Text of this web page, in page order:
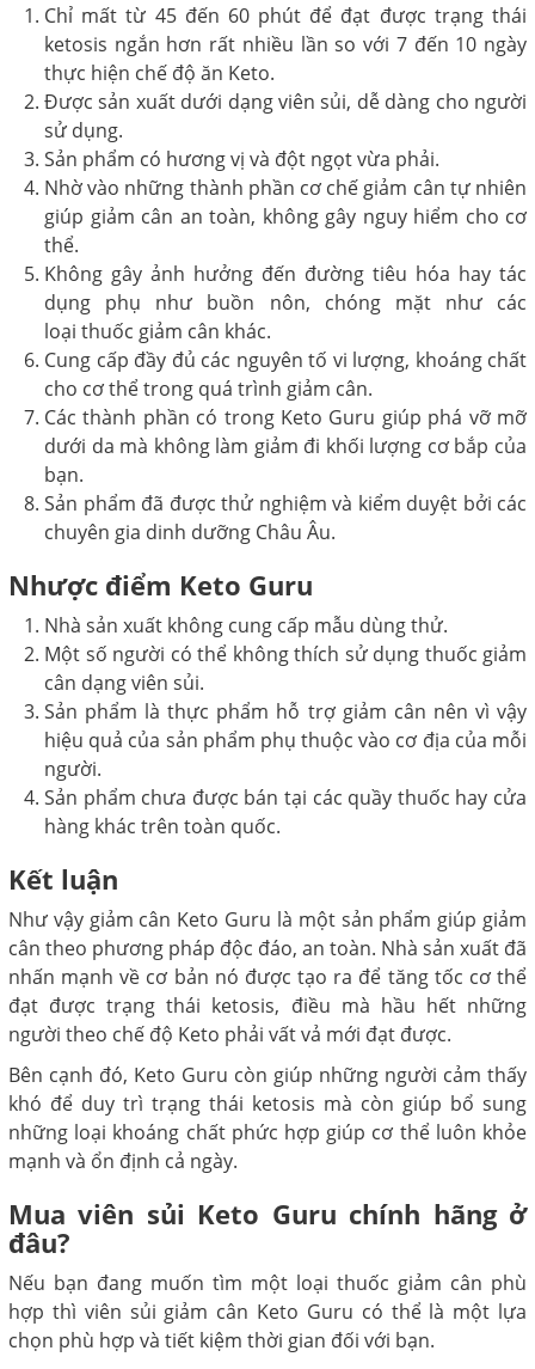
Chỉ mất từ 45 đến 60 phút để đạt được trạng thái
ketosis ngắn hơn rất nhiều lần so với 7 đến 10 ngày
thực hiện chế độ ăn Keto.
Được sản xuất dưới dạng viên sủi, dễ dàng cho người
sử dụng.
Sản phẩm có hương vị và đột ngọt vừa phải.
Nhờ vào những thành phần cơ chế giảm cân tự nhiên
giúp giảm cân an toàn, không gây nguy hiểm cho cơ
thể.
Không gây ảnh hưởng đến đường tiêu hóa hay tác
dụng phụ như buồn nôn, chóng mặt như các
loại thuốc giảm cân khác.
Cung cấp đầy đủ các nguyên tố vi lượng, khoáng chất
cho cơ thể trong quá trình giảm cân.
Các thành phần có trong Keto Guru giúp phá vỡ mỡ
dưới da mà không làm giảm đi khối lượng cơ bắp của
bạn.
Sản phẩm đã được thử nghiệm và kiểm duyệt bởi các
chuyên gia dinh dưỡng Châu Âu.
Nhược điểm Keto Guru
Nhà sản xuất không cung cấp mẫu dùng thử.
Một số người có thể không thích sử dụng thuốc giảm
cân dạng viên sủi.
Sản phẩm là thực phẩm hỗ trợ giảm cân nên vì vậy
hiệu quả của sản phẩm phụ thuộc vào cơ địa của mỗi
người.
Sản phẩm chưa được bán tại các quầy thuốc hay cửa
hàng khác trên toàn quốc.
Kết luận
Như vậy giảm cân Keto Guru là một sản phẩm giúp giảm
cân theo phương pháp độc đáo, an toàn. Nhà sản xuất đã
nhấn mạnh về cơ bản nó được tạo ra để tăng tốc cơ thể
đạt được trạng thái ketosis, điều mà hầu hết những
người theo chế độ Keto phải vất vả mới đạt được.
Bên cạnh đó, Keto Guru còn giúp những người cảm thấy
khó để duy trì trạng thái ketosis mà còn giúp bổ sung
những loại khoáng chất phức hợp giúp cơ thể luôn khỏe
mạnh và ổn định cả ngày.
Mua viên sủi Keto Guru chính hãng ở
đâu?
Nếu bạn đang muốn tìm một loại thuốc giảm cân phù
hợp thì viên sủi giảm cân Keto Guru có thể là một lựa
chọn phù hợp và tiết kiệm thời gian đối với bạn.